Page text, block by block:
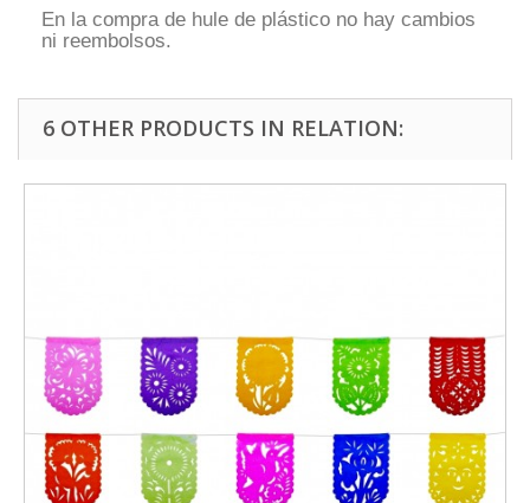
En la compra de hule de plástico no hay cambios
ni reembolsos.
6 OTHER PRODUCTS IN RELATION: